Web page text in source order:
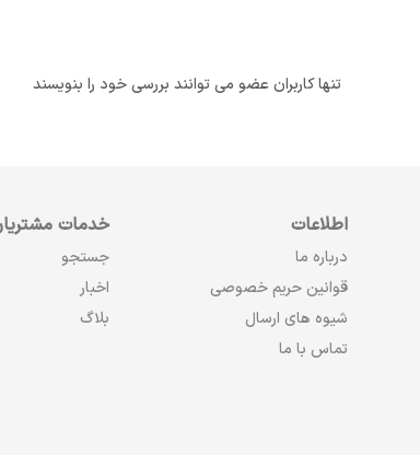
تنها کاربران عضو می توانند بررسی خود را بنویسند
اطلاعات
درباره ما
قوانین حریم خصوصی
شیوه های ارسال
تماس با ما
خدمات
جستجو
اخبار
بلاگ